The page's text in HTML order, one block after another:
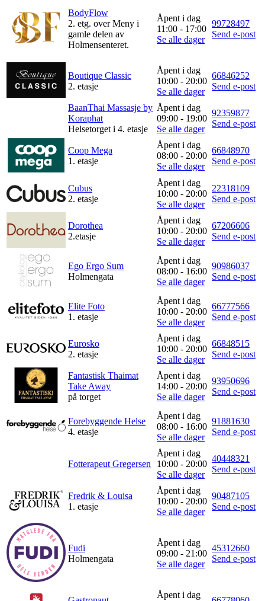
BodyFlow
2. etg. over Meny i
gamle delen av
Holmensenteret.
Åpent i dag
11:00 - 17:00
Se alle dager
99728497
Send e-post
Boutique Classic
2. etasje
Åpent i dag
10:00 - 20:00
Se alle dager
66846252
Send e-post
BaanThai Massasje by
Koraphat
Helsetorget i 4. etasje
Åpent i dag
09:00 - 19:00
Se alle dager
92359877
Send e-post
Coop Mega
1. etasje
Åpent i dag
08:00 - 20:00
Se alle dager
66848970
Send e-post
Cubus
2. etasje
Åpent i dag
10:00 - 20:00
Se alle dager
22318109
Send e-post
Dorothea
2.etasje
Åpent i dag
10:00 - 20:00
Se alle dager
67206606
Send e-post
Ego Ergo Sum
Holmengata
Åpent i dag
08:00 - 16:00
Se alle dager
90986037
Send e-post
Elite Foto
1. etasje
Åpent i dag
10:00 - 20:00
Se alle dager
66777566
Send e-post
Eurosko
2. etasje
Åpent i dag
10:00 - 20:00
Se alle dager
66848515
Send e-post
Fantastisk Thaimat
Take Away
på torget
Åpent i dag
14:00 - 20:00
Se alle dager
93950696
Send e-post
Forebyggende Helse
4. etasje
Åpent i dag
08:00 - 16:00
Se alle dager
91881630
Send e-post
Fotterapeut Gregersen
Åpent i dag
10:00 - 20:00
Se alle dager
40448321
Send e-post
Fredrik & Louisa
1. etasje
Åpent i dag
10:00 - 20:00
Se alle dager
90487105
Send e-post
Fudi
Holmengata
Åpent i dag
09:00 - 21:00
Se alle dager
45312660
Send e-post
Åpent i dag